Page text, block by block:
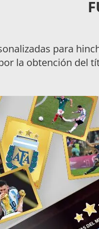
para
la obtención del